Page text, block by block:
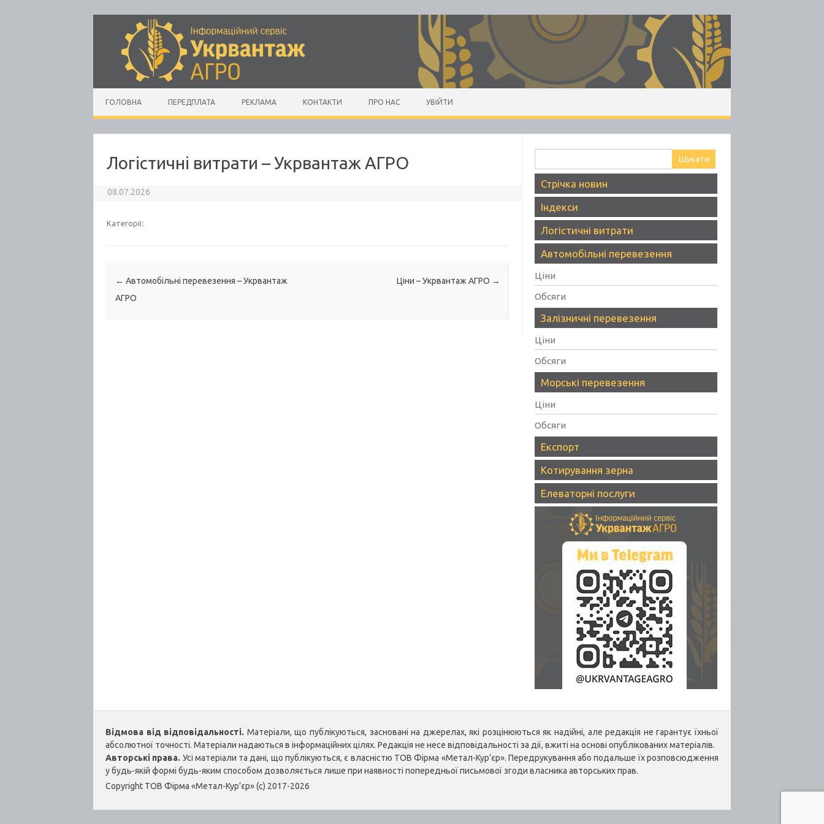
Skip to content
ГОЛОВНА ПЕРЕДПЛАТА РЕКЛАМА КОНТАКТИ ПРО НАС УВІЙТИ
Логістичні витрати – Укрвантаж АГРО
08.07.2026
Категорії:
Post navigation
← Автомобільні перевезення – Укрвантаж
АГРО
Ціни – Укрвантаж АГРО →
Стрічка новин
Індекси
Логістичні витрати
Автомобільні перевезення
Ціни
Обсяги
Залізничні перевезення
Ціни
Обсяги
Морські перевезення
Ціни
Обсяги
Експорт
Котирування зерна
Елеваторні послуги
Відмова від відповідальності. Матеріали, що публікуються, засновані на джерелах, які розцінюються як надійні, але редакція не гарантує їхньої
абсолютної точності. Матеріали надаються в інформаційних цілях. Редакція не несе відповідальності за дії, вжиті на основі опублікованих матеріалів.
Авторські права. Усі матеріали та дані, що публікуються, є власністю ТОВ Фірма «Метал-Кур’єр». Передрукування або подальше їх розповсюдження
у будь-якій формі будь-яким способом дозволяється лише при наявності попередньої письмової згоди власника авторських прав.
Copyright ТОВ Фірма «Метал-Кур’єр» (c) 2017-2026